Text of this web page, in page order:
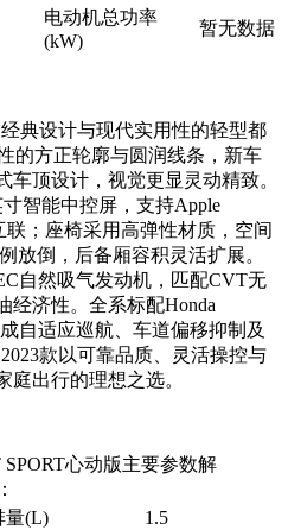
电动机总功率
(kW)
暂无数据
典设计与现代实用性的轻型都
的方正轮廓与圆润线条，新车
顶设计，视觉更显灵动精致。
智能中控屏，支持Apple
联；座椅采用高弹性材质，空间
放倒，后备厢容积灵活扩展。
自然吸气发动机，匹配CVT无
经济性。全系标配Honda
自适应巡航、车道偏移抑制及
款以可靠品质、灵活操控与
庭出行的理想之选。
心动版主要参数解
量(L)
1.5